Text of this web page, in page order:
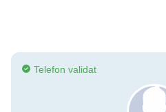
Telefon validat